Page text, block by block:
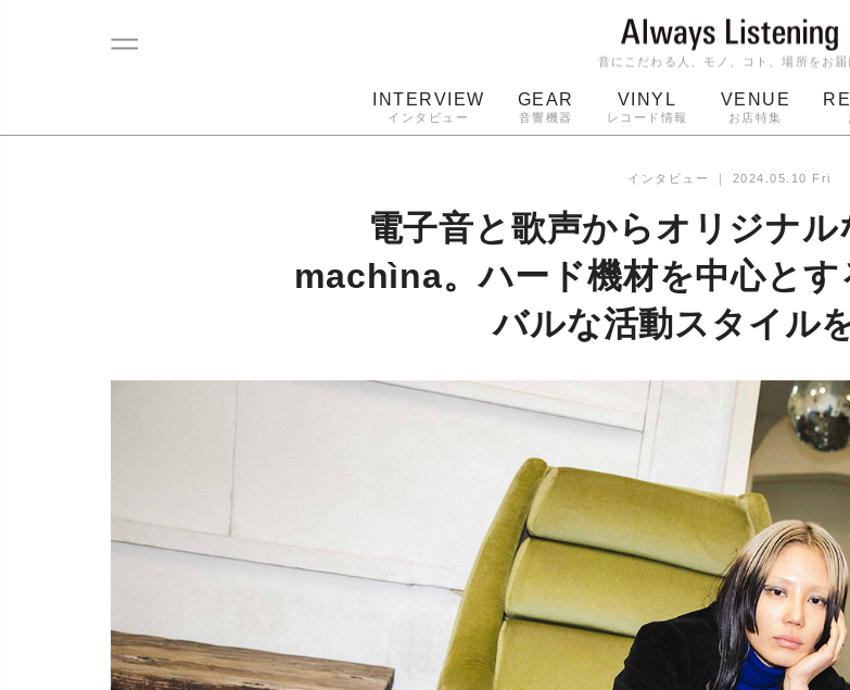
音にこだわる人、モノ、コト、場所をお届
INTERVIEW
インタビュー
GEAR
音響機器
VINYL
レコード情報
VENUE
お店特集
ターンテーブル
インタビュー ｜ 2024.05.10 Fri
電子音と歌声からオリジナル
machìna。ハード機材を中心とす
バルな活動スタイル